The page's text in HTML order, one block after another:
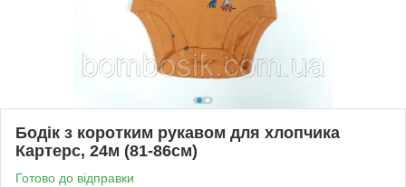
Бодік з коротким рукавом для хлопчика
Картерс, 24м (81-86см)
Готово до відправки